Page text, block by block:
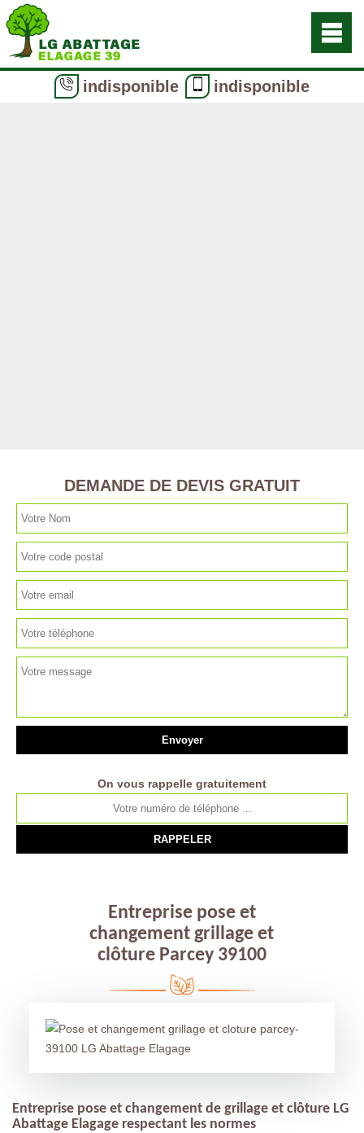
indisponible indisponible
DEMANDE DE DEVIS GRATUIT
On vous rappelle gratuitement
Entreprise pose et
changement grillage et
clôture Parcey 39100
Entreprise pose et changement de grillage et clôture LG
Abattage Elagage respectant les normes